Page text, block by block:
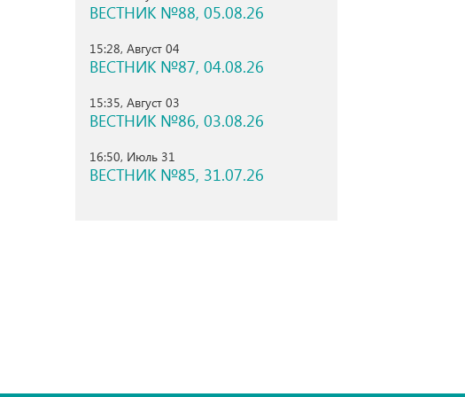
ВЕСТНИК №88, 05.08.26
15:28, Август 04
ВЕСТНИК №87, 04.08.26
15:35, Август 03
ВЕСТНИК №86, 03.08.26
16:50, Июль 31
ВЕСТНИК №85, 31.07.26